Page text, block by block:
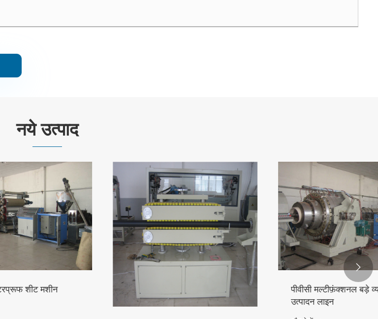
नये उत्पाद
पीवीसी मल्टीफ़ंक्शनल बड़े व्यास पाइप
